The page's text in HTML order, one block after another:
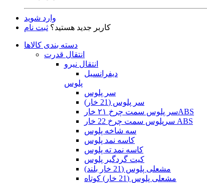
وارد شوید
کاربر جدید هستید؟ ثبت نام
دسته بندی کالاها
انتقال قدرت
انتقال نیرو
دیفرانسیل
پلوس
سر پلوس
سر پلوس (21 خار)
سر پلوس سمت چرخ ۲۱ خارABS
سرپلوس سمت چرخ 22 خار ABS
سه شاخه پلوس
کاسه نمد پلوس
کاسه نمد ته پلوس
کیت گردگیر پلوس
مشعلی پلوس (21 خار بلند)
مشعلی پلوس (21 خار) کوتاه